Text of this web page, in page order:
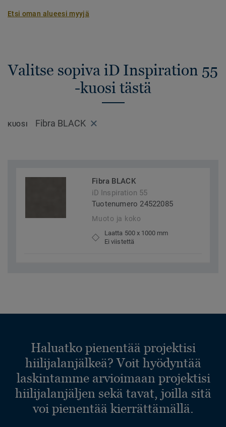
Etsi oman alueesi myyjä
Valitse sopiva iD Inspiration 55
-kuosi tästä
KUOSI Fibra BLACK
Fibra BLACK
iD Inspiration 55
Tuotenumero 24522085
Muoto ja koko
Laatta 500 x 1000 mm
Ei viistettä
Haluatko pienentää projektisi
hiilijalanjälkeä? Voit hyödyntää
laskintamme arvioimaan projektisi
hiilijalanjäljen sekä tavat, joilla sitä
voi pienentää kierrättämällä.